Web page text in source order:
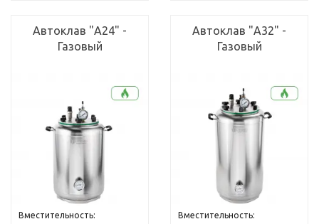
Автоклав "А24" -
Газовый
Вместительность:
Автоклав "А32" -
Газовый
Вместительность: